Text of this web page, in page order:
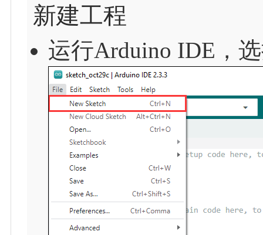
新建工程
运行Arduino IDE，